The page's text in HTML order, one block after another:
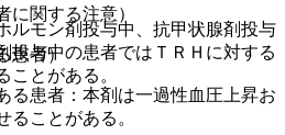
モン剤投与中、抗甲状腺剤投与
投与中の患者ではＴＲＨに対する
ことがある。
に関する注意）
患者）
患者：本剤は一過性血圧上昇お
ることがある。